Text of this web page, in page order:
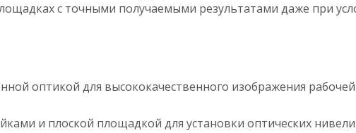
с точными получаемыми результатами даже при
оптикой для высококачественного изображения
и плоской площадкой для установки оптических